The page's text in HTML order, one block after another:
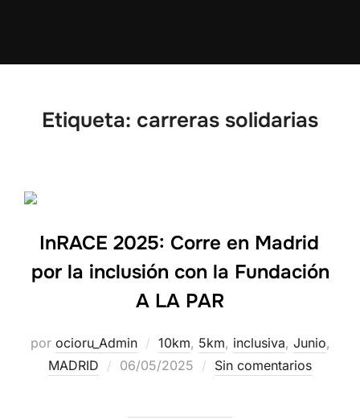
Etiqueta: carreras solidarias
InRACE 2025: Corre en Madrid
por la inclusión con la Fundación
A LA PAR
por ocioru_Admin 10km, 5km, inclusiva, Junio,
MADRID
06/05/2025 Sin comentarios